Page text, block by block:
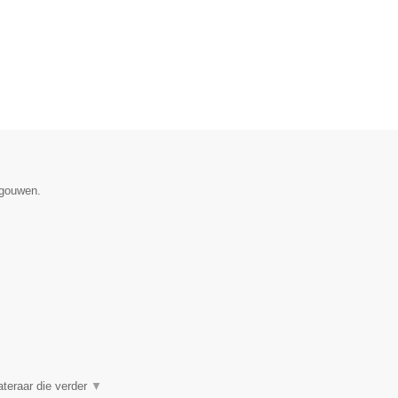
die verder ▼